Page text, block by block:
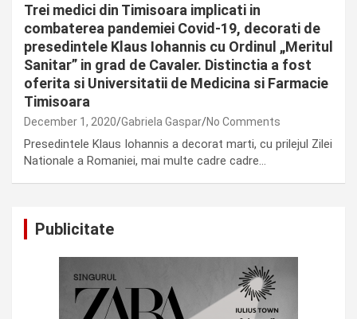
Trei medici din Timisoara implicati in
combaterea pandemiei Covid-19, decorati de
presedintele Klaus Iohannis cu Ordinul „Meritul
Sanitar” in grad de Cavaler. Distinctia a fost
oferita si Universitatii de Medicina si Farmacie
Timisoara
December 1, 2020 Gabriela Gaspar No Comments
Presedintele Klaus Iohannis a decorat marti, cu prilejul Zilei
Nationale a Romaniei, mai multe cadre cadre…
Publicitate